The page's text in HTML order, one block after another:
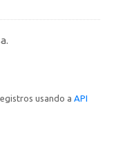
usando a API